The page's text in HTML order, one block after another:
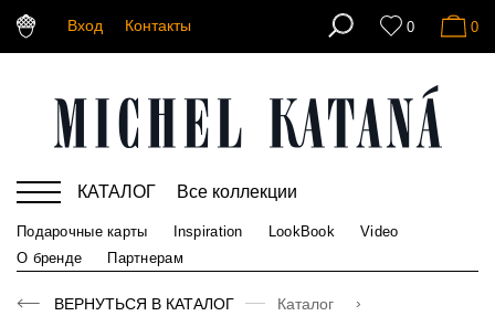
Вход Контакты 0 0
КАТАЛОГ Все коллекции
Подарочные карты Inspiration LookBook
Video
О бренде
Партнерам
ВЕРНУТЬСЯ В КАТАЛОГ
Каталог